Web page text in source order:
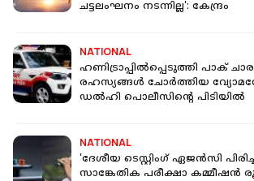
ചട്ടലംഘനം നടന്നില്ല': കേന്ദ്രം
NATIONAL
ഹണിട്രാപ്പിൽപ്പെടുത്തി പാക്
രഹസ്യങ്ങൾ ചോർത്തിയ
ഡൽഹി പൊലീസിൻ്റെ പിടിയിൽ
NATIONAL
'ദേശീയ ടെസ്റ്റിംഗ് ഏജന്‍സി
സാങ്കേതിക പരീക്ഷാ കമ്മീഷന്‍